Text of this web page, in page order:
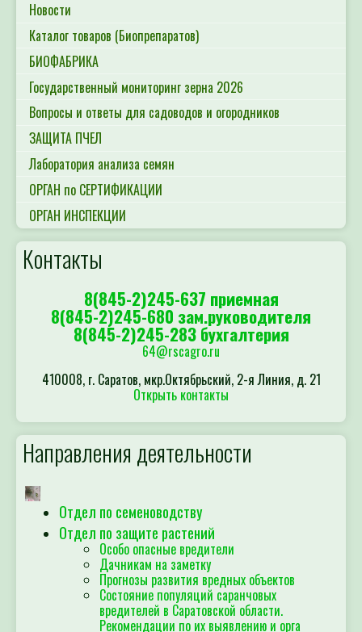
Новости
Каталог товаров (Биопрепаратов)
БИОФАБРИКА
Государственный мониторинг зерна 2026
Вопросы и ответы для садоводов и огородников
ЗАЩИТА ПЧЕЛ
Лаборатория анализа семян
ОРГАН по СЕРТИФИКАЦИИ
ОРГАН ИНСПЕКЦИИ
Контакты
8(845-2)245-637 приемная
8(845-2)245-680 зам.руководителя
8(845-2)245-283 бухгалтерия
64@rscagro.ru
410008, г. Саратов, мкр.Октябрьский, 2-я Линия, д. 21
Открыть контакты
Направления деятельности
Отдел по семеноводству
Отдел по защите растений
Особо опасные вредители
Дачникам на заметку
Прогнозы развития вредных объектов
Состояние популяций саранчовых
вредителей в Саратовской области.
Рекомендации по их выявлению и орга